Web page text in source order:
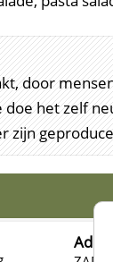
door
het zelf
zijn
Adres: